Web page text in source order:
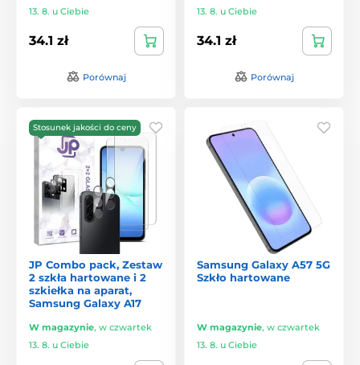
13. 8. u Ciebie
34.1 zł
Porównaj
13. 8. u Ciebie
34.1 zł
Porównaj
Stosunek jakości do ceny
JP Combo pack, Zestaw
2 szkła hartowane i 2
szkiełka na aparat,
Samsung Galaxy A17
W magazynie, w czwartek
13. 8. u Ciebie
Samsung Galaxy A57 5G
Szkło hartowane
W magazynie, w czwartek
13. 8. u Ciebie